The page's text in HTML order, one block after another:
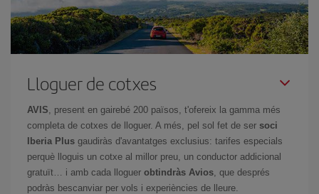
Lloguer de cotxes
AVIS , present en gairebé 200 països, t'ofereix la gamma més
completa de cotxes de lloguer. A més, pel sol fet de ser soci
Iberia Plus gaudiràs d'avantatges exclusius: tarifes especials
perquè lloguis un cotxe al millor preu, un conductor addicional
gratuït… i amb cada lloguer obtindràs Avios , que després
podràs bescanviar per vols i experiències de lleure.